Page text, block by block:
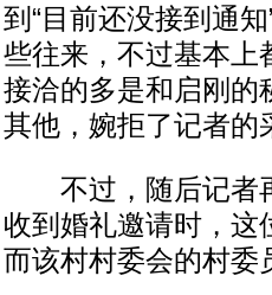
到“目前还没接到通
些往来，不过基本上
接洽的多是和启刚的
其他，婉拒了记者的
不过，随后记者再
收到婚礼邀请时，这
而该村村委会的村委